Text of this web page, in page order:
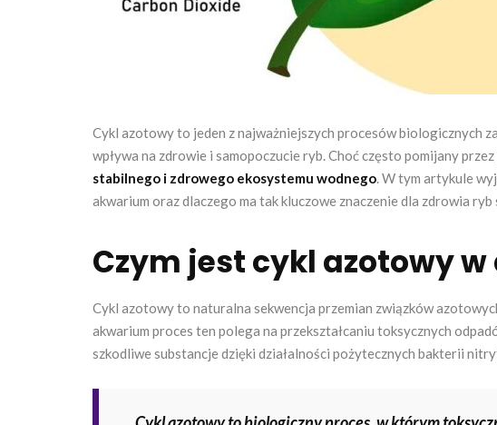
Cykl azotowy to jeden z najważniejszych procesów biologicznych
wpływa na zdrowie i samopoczucie ryb. Choć często pomijany
stabilnego i zdrowego ekosystemu wodnego. W tym artykule
akwarium oraz dlaczego ma tak kluczowe znaczenie dla zdrowia ryb
Czym jest cykl azotowy
Cykl azotowy to naturalna sekwencja przemian związków
akwarium proces ten polega na przekształcaniu toksycznych
szkodliwe substancje dzięki działalności pożytecznych bakterii